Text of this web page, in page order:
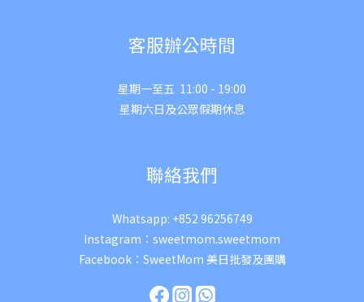
客服辦公時間
星期一至五 11:00 - 19:00
星期六日及公眾假期休息
聯絡我們
Whatsapp: +852 96256749
Instagram： sweetmom.sweetmom
Facebook： SweetMom 美日批發及團購